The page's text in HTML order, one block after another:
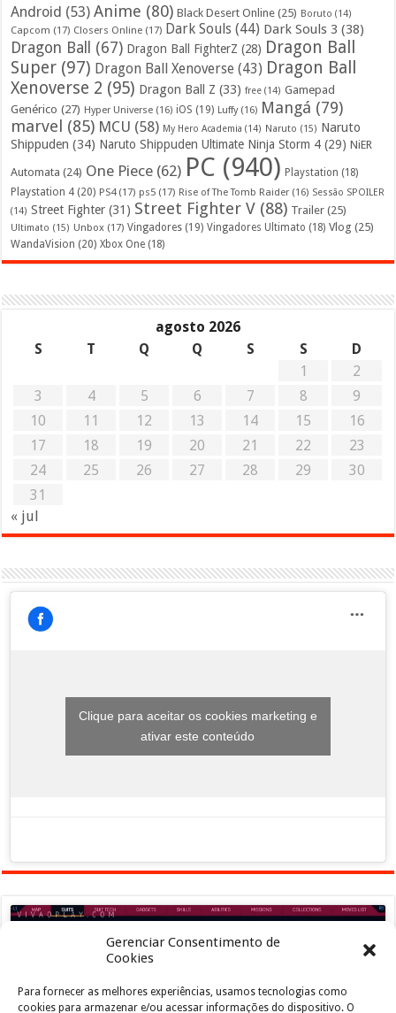
Gerenciar Consentimento de
Cookies
Para fornecer as melhores experiências, usamos tecnologias como
cookies para armazenar e/ou acessar informações do dispositivo. O
Android (53) Anime (80) Black Desert Online (25) Boruto (14)
Capcom (17) Closers Online (17) Dark Souls (44) Dark Souls 3 (38)
Dragon Ball (67) Dragon Ball FighterZ (28) Dragon Ball
Super (97) Dragon Ball Xenoverse (43) Dragon Ball
Xenoverse 2 (95) Dragon Ball Z (33) free (14) Gamepad
Genérico (27) Hyper Universe (16) iOS (19) Luffy(16) Mangá (79)
marvel (85) MCU (58) My Hero Academia (14) Naruto (15) Naruto
Shippuden (34) Naruto Shippuden Ultimate Ninja Storm 4 (29) NiER
Automata (24) One Piece (62) PC (940) Playstation (18)
Playstation 4 (20) PS4(17) ps5 (17) Rise of The Tomb Raider (16) Sessão SPOILER
(14) Street Fighter (31) Street Fighter V (88) Trailer (25)
Ultimato (15) Unbox (17) Vingadores (19) Vingadores Ultimato (18) Vlog (25)
WandaVision (20) Xbox One (18)
agosto 2026
S
T Q Q S S
D
1
2
3
4 5 6 7 8
9
10
11 12 13 14 15
16
17
18 19 20 21 22
23
24
25 26 27 28 29
30
31
« jul
Clique para aceitar os cookies marketing e
ativar este conteúdo
Clique para aceitar os cookies marketing e